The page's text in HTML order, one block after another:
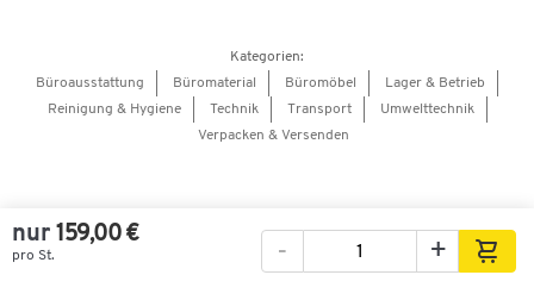
nur 159,00 €
pro St. - +
360°-Ansicht
Barrierefreiheitserklärung
Onlinebewerbung Lieferant
Kategorien:
Büroausstattung
Büromaterial Büromöbel
Lager & Betrieb
Reinigung & Hygiene
Technik Transport
Umwelttechnik
Verpacken & Versenden